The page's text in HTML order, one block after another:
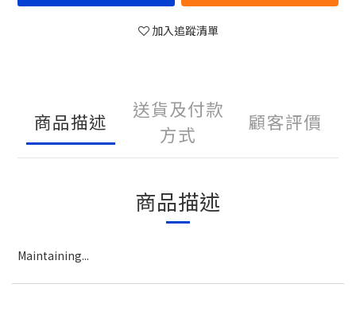
加入追蹤清單
商品描述
送貨及付款
方式
顧客評價
商品描述
Maintaining...